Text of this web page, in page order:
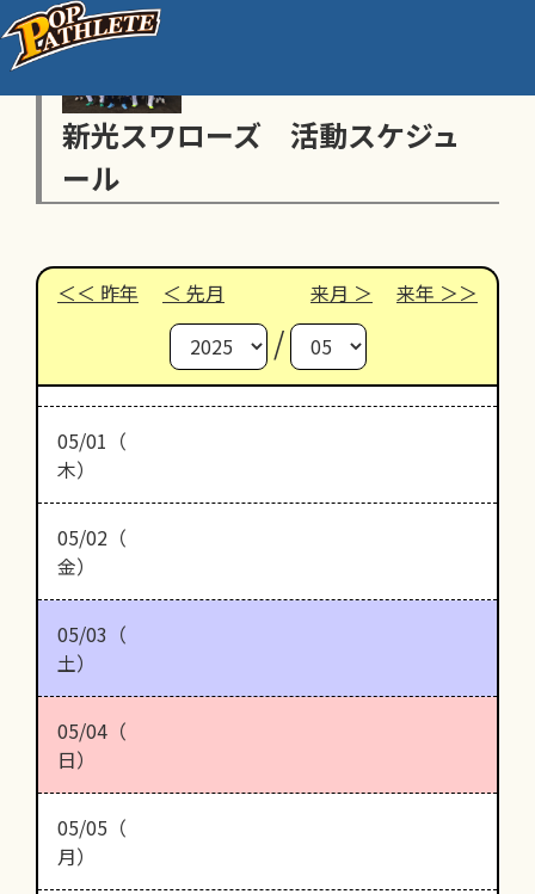
新光スワローズ 活動スケジュ
ール
昨年 先月 来月 来年
/
05/01（
木）
05/02（
金）
05/03（
土）
05/04（
日）
05/05（
月）